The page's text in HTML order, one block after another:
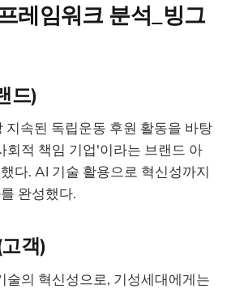
레임워크 분석_빙그
드)
지속된 독립운동 후원 활동을 바탕
회적 책임 기업'이라는 브랜드 아
다. AI 기술 활용으로 혁신성까지
완성했다.
객)
술의 혁신성으로, 기성세대에게는